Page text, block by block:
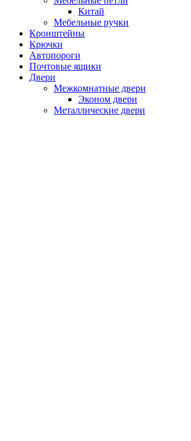
Китай
Мебельные ручки
Кронштейны
Крючки
Автопороги
Почтовые ящики
Двери
Межкомнатные двери
Эконом двери
Металлические двери